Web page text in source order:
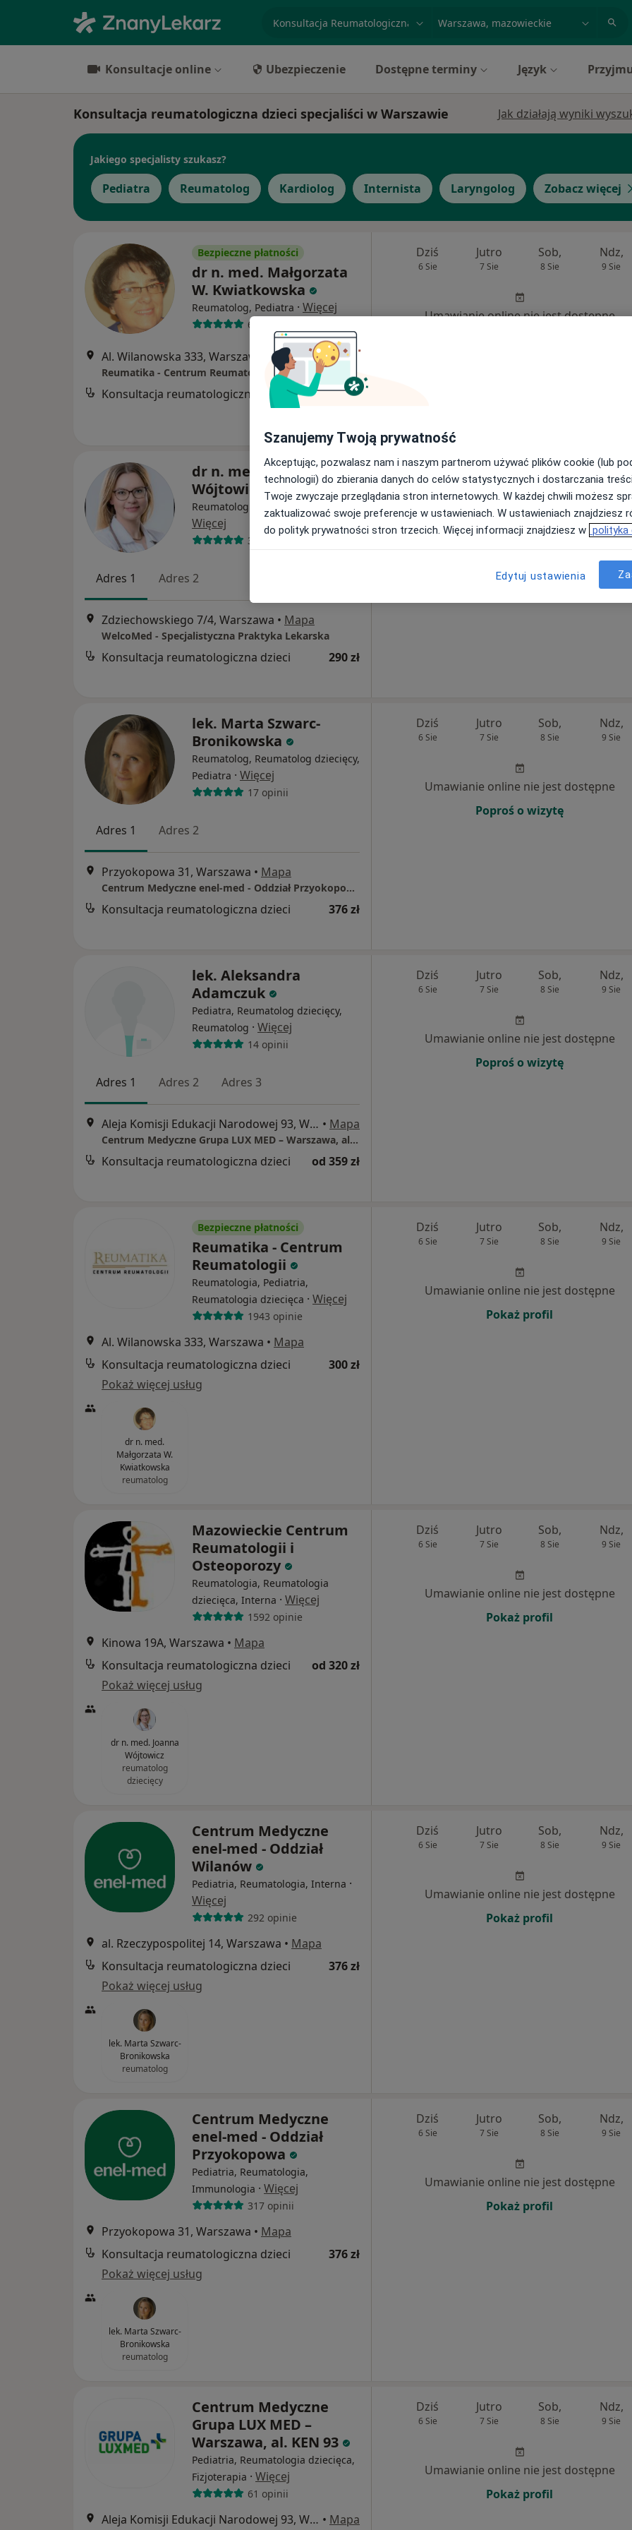
Konsultacje online Ubezpieczenie Dostępne terminy Język
Konsultacja reumatologiczna dzieci specjaliści w Warszawie Jak działają wyniki
Jakiego specjalisty szukasz?
Pediatra Reumatolog Kardiolog Internista Laryngolog Zobacz więcej
Bezpieczne płatności
dr n. med. Małgorzata
W. Kwiatkowska
Reumatolog, Pediatra · Więcej
68 opinii
Al. Wilanowska 333, Warszawa Mapa
Reumatika - Centrum Reumatologii
Konsultacja reumatologiczna dzieci 300 zł
Dziś
6 Sie
Jutro
7 Sie
Sob,
8 Sie
Ndz,
9 Sie
Umawianie online nie jest dostępne
dr n. med. Joanna
Wójtowicz
Reumatolog dziecięcy, Pediatra
·
Więcej
373 opinie
Adres 1 Adres 2
Zdziechowskiego 7/4, Warszawa • Mapa
WelcoMed - Specjalistyczna Praktyka Lekarska
Konsultacja reumatologiczna dzieci 290 zł
Dziś
6 Sie
Jutro
7 Sie
Sob,
8 Sie
Ndz,
9 Sie
Umawianie online nie jest dostępne
lek. Marta Szwarc-
Bronikowska
Reumatolog, Reumatolog dziecięcy,
Pediatra · Więcej
17 opinii
Adres 1 Adres 2
Przyokopowa 31, Warszawa • Mapa
Centrum Medyczne enel-med - Oddział Przyokopowa
Konsultacja reumatologiczna dzieci 376 zł
Dziś
6 Sie
Jutro
7 Sie
Sob,
8 Sie
Ndz,
9 Sie
Umawianie online nie jest dostępne
Poproś o wizytę
lek. Aleksandra
Adamczuk
Pediatra, Reumatolog dziecięcy,
Reumatolog · Więcej
14 opinii
Adres 1 Adres 2 Adres 3
Aleja Komisji Edukacji Narodowej 93, Warszawa • Mapa
Centrum Medyczne Grupa LUX MED – Warszawa, al. KEN 93
Konsultacja reumatologiczna dzieci od 359 zł
Dziś
6 Sie
Jutro
7 Sie
Sob,
8 Sie
Ndz,
9 Sie
Umawianie online nie jest dostępne
Poproś o wizytę
Bezpieczne płatności
Reumatika - Centrum
Reumatologii
Reumatologia, Pediatria,
Reumatologia dziecięca · Więcej
1943 opinie
Al. Wilanowska 333, Warszawa • Mapa
Konsultacja reumatologiczna dzieci
300 zł
Pokaż więcej usług
dr n. med.
Małgorzata W.
Kwiatkowska
reumatolog
Dziś
6 Sie
Jutro
7 Sie
Sob,
8 Sie
Ndz,
9 Sie
Umawianie online nie jest dostępne
Pokaż profil
Mazowieckie Centrum
Reumatologii i
Osteoporozy
Reumatologia, Reumatologia
dziecięca, Interna · Więcej
1592 opinie
Kinowa 19A, Warszawa • Mapa
Konsultacja reumatologiczna dzieci
od 320 zł
Pokaż więcej usług
dr n. med. Joanna
Wójtowicz
reumatolog
dziecięcy
Dziś
6 Sie
Jutro
7 Sie
Sob,
8 Sie
Ndz,
9 Sie
Umawianie online nie jest dostępne
Pokaż profil
Centrum Medyczne
enel-med - Oddział
Wilanów
Pediatria, Reumatologia, Interna ·
Więcej
292 opinie
al. Rzeczypospolitej 14, Warszawa • Mapa
Konsultacja reumatologiczna dzieci
376 zł
Pokaż więcej usług
lek. Marta Szwarc-
Bronikowska
reumatolog
Dziś
6 Sie
Jutro
7 Sie
Sob,
8 Sie
Ndz,
9 Sie
Umawianie online nie jest dostępne
Pokaż profil
Centrum Medyczne
enel-med - Oddział
Przyokopowa
Pediatria, Reumatologia,
Immunologia · Więcej
317 opinii
Przyokopowa 31, Warszawa • Mapa
Konsultacja reumatologiczna dzieci
376 zł
Pokaż więcej usług
lek. Marta Szwarc-
Bronikowska
reumatolog
Dziś
6 Sie
Jutro
7 Sie
Sob,
8 Sie
Ndz,
9 Sie
Umawianie online nie jest dostępne
Pokaż profil
Centrum Medyczne
Grupa LUX MED –
Warszawa, al. KEN 93
Pediatria, Reumatologia dziecięca,
Fizjoterapia · Więcej
61 opinii
Aleja Komisji Edukacji Narodowej 93, Warszawa • Mapa
Dziś
6 Sie
Jutro
7 Sie
Sob,
8 Sie
Ndz,
9 Sie
Umawianie online nie jest dostępne
Pokaż profil
Szanujemy Twoją prywatność
Akceptując, pozwalasz nam i naszym partnerom używać plików cookie (lub
technologii) do zbierania danych do celów statystycznych i dostarczania
Twoje zwyczaje przeglądania stron internetowych. W każdej chwili możesz
zaktualizować swoje preferencje w ustawieniach. W ustawieniach znajdziesz
do polityk prywatności stron trzecich. Więcej informacji znajdziesz w polityka
Edytuj ustawienia